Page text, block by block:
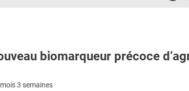
biomarqueur précoce
3 semaines